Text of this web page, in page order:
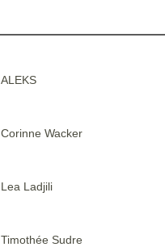
ALEKS
Corinne Wacker
Lea Ladjili
Timothée Sudre